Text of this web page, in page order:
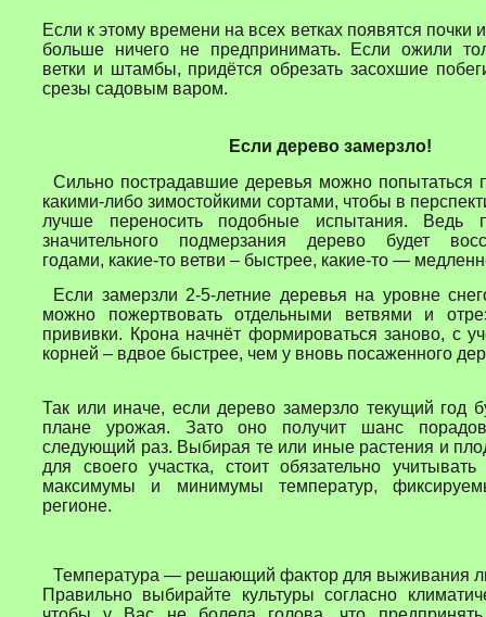
Если к этому времени на всех ветках появятся почки
больше ничего не предпринимать. Если ожили
ветки и штамбы, придётся обрезать засохшие
срезы садовым варом.
Если дерево замерзло!
Сильно пострадавшие деревья можно попытаться
какими-либо зимостойкими сортами, чтобы в
лучше переносить подобные испытания. Ведь
значительного подмерзания дерево будет
годами, какие-то ветви – быстрее, какие-то —
Если замерзли 2-5-летние деревья на уровне
можно пожертвовать отдельными ветвями и
прививки. Крона начнёт формироваться заново, с
корней – вдвое быстрее, чем у вновь посаженного
Так или иначе, если дерево замерзло текущий год
плане урожая. Зато оно получит шанс
следующий раз. Выбирая те или иные растения и
для своего участка, стоит обязательно учитывать
максимумы и минимумы температур,
регионе.
Температура — решающий фактор для выживания
Правильно выбирайте культуры согласно